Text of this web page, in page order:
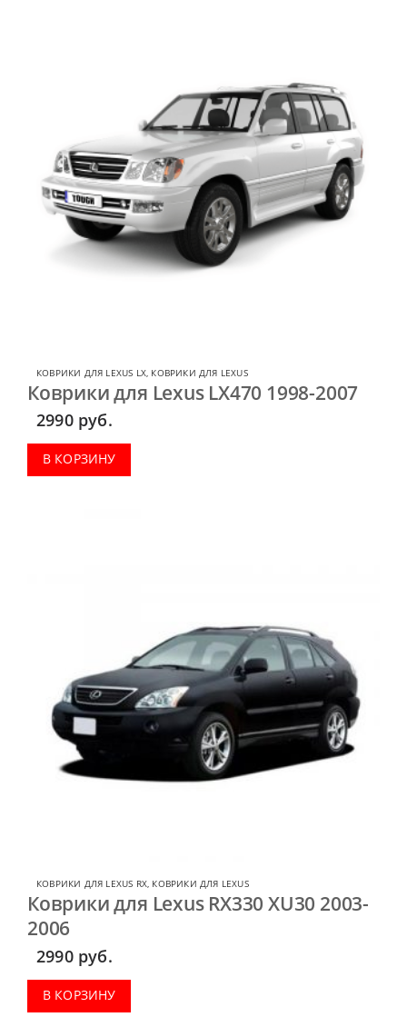
КОВРИКИ ДЛЯ LEXUS LX, КОВРИКИ ДЛЯ LEXUS
Коврики для Lexus LX470 1998-2007
2990 руб.
В КОРЗИНУ
КОВРИКИ ДЛЯ LEXUS RX, КОВРИКИ ДЛЯ LEXUS
Коврики для Lexus RX330 XU30 2003-
2006
2990 руб.
В КОРЗИНУ